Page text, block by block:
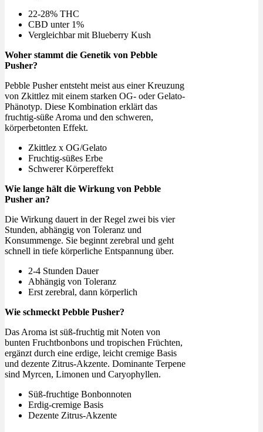
22-28% THC
CBD unter 1%
Vergleichbar mit Blueberry Kush
Woher stammt die Genetik von Pebble
Pusher?
Pebble Pusher entsteht meist aus einer Kreuzung
von Zkittlez mit einem starken OG- oder Gelato-
Phänotyp. Diese Kombination erklärt das
fruchtig-süße Aroma und den schweren,
körperbetonten Effekt.
Zkittlez x OG/Gelato
Fruchtig-süßes Erbe
Schwerer Körpereffekt
Wie lange hält die Wirkung von Pebble
Pusher an?
Die Wirkung dauert in der Regel zwei bis vier
Stunden, abhängig von Toleranz und
Konsummenge. Sie beginnt zerebral und geht
schnell in tiefe körperliche Entspannung über.
2-4 Stunden Dauer
Abhängig von Toleranz
Erst zerebral, dann körperlich
Wie schmeckt Pebble Pusher?
Das Aroma ist süß-fruchtig mit Noten von
bunten Fruchtbonbons und tropischen Früchten,
ergänzt durch eine erdige, leicht cremige Basis
und dezente Zitrus-Akzente. Dominante Terpene
sind Myrcen, Limonen und Caryophyllen.
Süß-fruchtige Bonbonnoten
Erdig-cremige Basis
Dezente Zitrus-Akzente